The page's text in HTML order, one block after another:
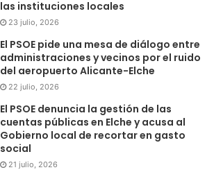
las instituciones locales
23 julio, 2026
El PSOE pide una mesa de diálogo entre
administraciones y vecinos por el ruido
del aeropuerto Alicante-Elche
22 julio, 2026
El PSOE denuncia la gestión de las
cuentas públicas en Elche y acusa al
Gobierno local de recortar en gasto
social
21 julio, 2026